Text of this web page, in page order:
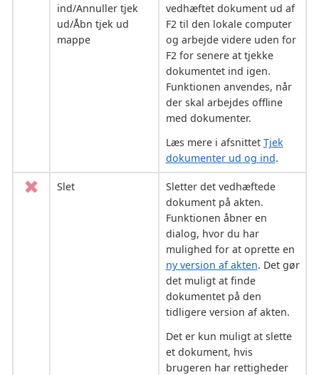
ind/Annuller tjek
ud/Åbn tjek ud
mappe
vedhæftet dokument ud af
F2 til den lokale computer
og arbejde videre uden for
F2 for senere at tjekke
dokumentet ind igen.
Funktionen anvendes, når
der skal arbejdes offline
med dokumenter.
Læs mere i afsnittet Tjek
dokumenter ud og ind.
Slet
Sletter det vedhæftede
dokument på akten.
Funktionen åbner en
dialog, hvor du har
mulighed for at oprette en
ny version af akten. Det gør
det muligt at finde
dokumentet på den
tidligere version af akten.
Det er kun muligt at slette
et dokument, hvis
brugeren har rettigheder